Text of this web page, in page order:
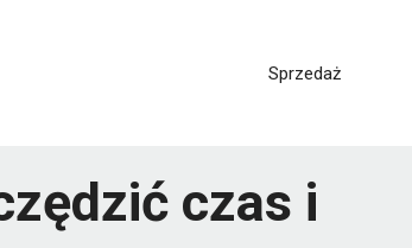
Sprzedaż
czas i